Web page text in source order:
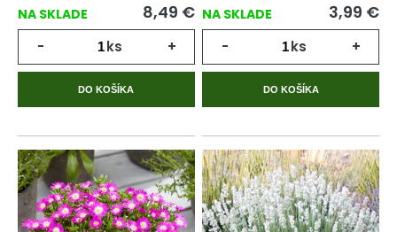
NA SKLADE 8,49 €
- ks +
DO KOŠÍKA
NA SKLADE 3,99 €
- ks +
DO KOŠÍKA